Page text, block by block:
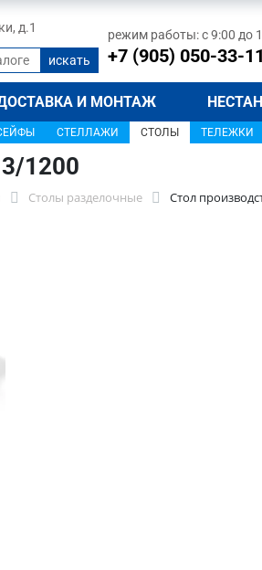
д.1 режим работы: с 9:00 до
+7 (905) 050-33-11
И МОНТАЖ
СТЕЛЛАЖИ СТОЛЫ ТЕЛЕЖКИ
1200
Столы разделочные Стол